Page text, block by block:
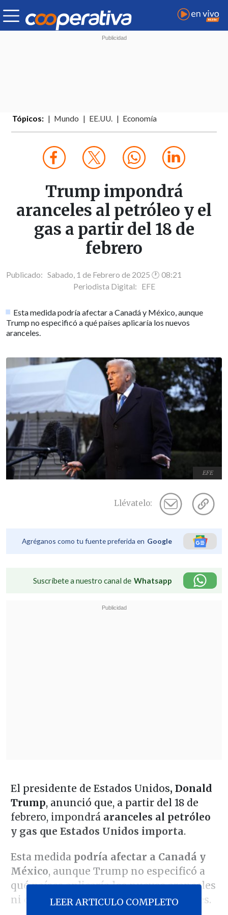
Tópicos: Mundo EE.UU. Economía
Trump impondrá
aranceles al petróleo y el
gas a partir del 18 de
febrero
Publicado: Sabado, 1 de Febrero de 2025 🕐 08:21
Periodista Digital: EFE
Esta medida podría afectar a Canadá y México, aunque
Trump no especificó a qué países aplicaría los nuevos
aranceles.
EFE
Llévatelo:
Agréganos como tu fuente preferida en Google
Suscríbete a nuestro canal de Whatsapp
El presidente de Estados Unidos, Donald
Trump, anunció que, a partir del 18 de
febrero, impondrá aranceles al petróleo
y gas que Estados Unidos importa.
Esta medida podría afectar a Canadá y
México, aunque Trump no especificó a
qué países aplicaría los nuevos aranceles
ni ofreció más detalles sobre sus planes.
LEER ARTICULO COMPLETO